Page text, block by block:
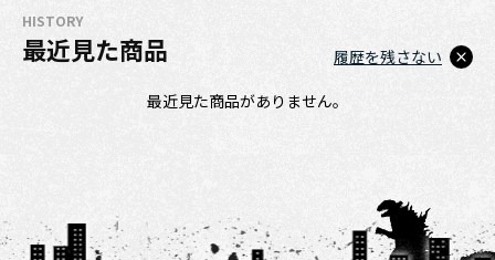
HISTORY
最近見た商品
最近見た商品がありません。
履歴を残さない